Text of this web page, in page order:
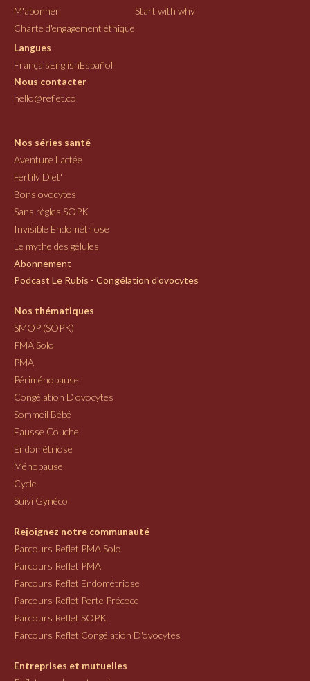
M'abonner
Start with why
Charte d'engagement éthique
Langues
FrançaisEnglishEspañol
Nous contacter
hello@reflet.co
Nos séries santé
Aventure Lactée
Fertily Diet'
Bons ovocytes
Sans règles SOPK
Invisible Endométriose
Le mythe des gélules
Abonnement
Podcast Le Rubis - Congélation d'ovocytes
Nos thématiques
SMOP (SOPK)
PMA Solo
PMA
Périménopause
Congélation D'ovocytes
Sommeil Bébé
Fausse Couche
Endométriose
Ménopause
Cycle
Suivi Gynéco
Rejoignez notre communauté
Parcours Reflet PMA Solo
Parcours Reflet PMA
Parcours Reflet Endométriose
Parcours Reflet Perte Précoce
Parcours Reflet SOPK
Parcours Reflet Congélation D'ovocytes
Entreprises et mutuelles